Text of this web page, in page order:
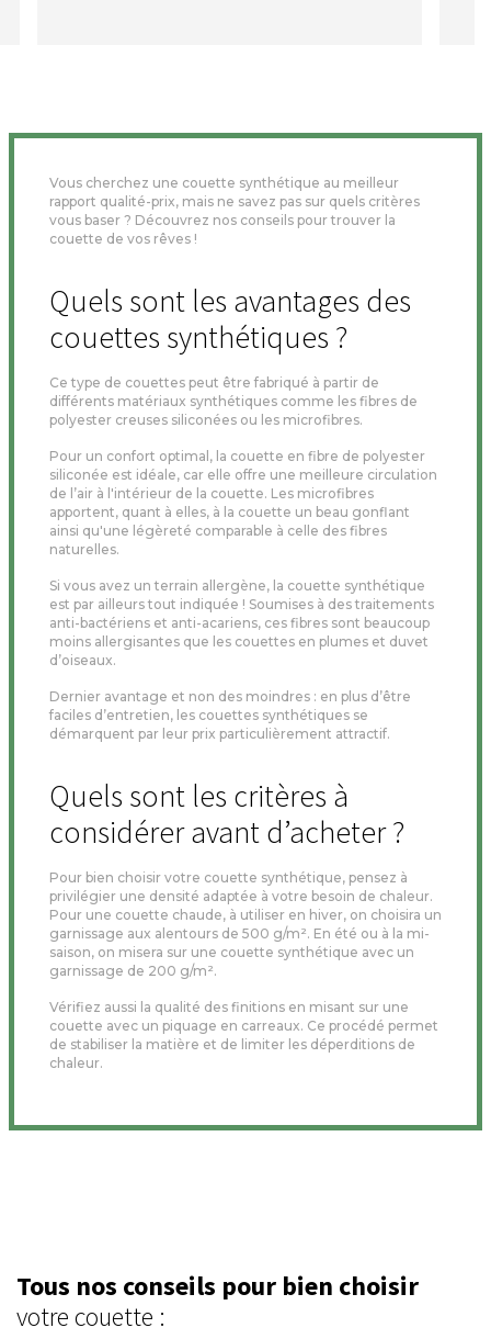
Vous cherchez une couette synthétique au meilleur
rapport qualité-prix, mais ne savez pas sur quels critères
vous baser ? Découvrez nos conseils pour trouver la
couette de vos rêves !
Quels sont les avantages des
couettes synthétiques ?
Ce type de couettes peut être fabriqué à partir de
différents matériaux synthétiques comme les fibres de
polyester creuses siliconées ou les microfibres.
Pour un confort optimal, la couette en fibre de polyester
siliconée est idéale, car elle offre une meilleure circulation
de l’air à l'intérieur de la couette. Les microfibres
apportent, quant à elles, à la couette un beau gonflant
ainsi qu'une légèreté comparable à celle des fibres
naturelles.
Si vous avez un terrain allergène, la couette synthétique
est par ailleurs tout indiquée ! Soumises à des traitements
anti-bactériens et anti-acariens, ces fibres sont beaucoup
moins allergisantes que les couettes en plumes et duvet
d’oiseaux.
Dernier avantage et non des moindres : en plus d’être
faciles d’entretien, les couettes synthétiques se
démarquent par leur prix particulièrement attractif.
Quels sont les critères à
considérer avant d’acheter ?
Pour bien choisir votre couette synthétique, pensez à
privilégier une densité adaptée à votre besoin de chaleur.
Pour une couette chaude, à utiliser en hiver, on choisira un
garnissage aux alentours de 500 g/m². En été ou à la mi-
saison, on misera sur une couette synthétique avec un
garnissage de 200 g/m².
Vérifiez aussi la qualité des finitions en misant sur une
couette avec un piquage en carreaux. Ce procédé permet
de stabiliser la matière et de limiter les déperditions de
chaleur.
Tous nos conseils pour bien choisir
votre couette :